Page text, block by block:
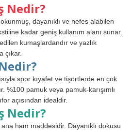
Nedir?
dayanıklı ve nefes alabilen
kadar geniş kullanım alanı sunar.
kumaşlardandır ve yazlık
çıkar.
spor kıyafet ve tişörtlerde en çok
%100 pamuk veya pamuk-karışımlı
açısından idealdir.
Nedir?
ham maddesidir. Dayanıklı dokusu